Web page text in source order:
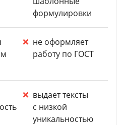
формулировки
не оформляет
работу по ГОСТ
выдает тексты
с низкой
уникальностью